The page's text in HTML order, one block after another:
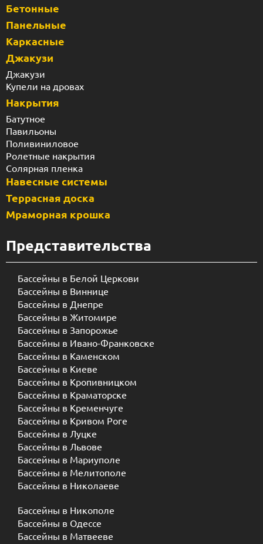
Бетонные
Панельные
Каркасные
Джакузи
Джакузи
Купели на дровах
Накрытия
Батутное
Павильоны
Поливиниловое
Ролетные накрытия
Солярная пленка
Навесные системы
Террасная доска
Мраморная крошка
Представительства
Бассейны в Белой Церкови
Бассейны в Виннице
Бассейны в Днепре
Бассейны в Житомире
Бассейны в Запорожье
Бассейны в Ивано-Франковске
Бассейны в Каменском
Бассейны в Киеве
Бассейны в Кропивницком
Бассейны в Краматорске
Бассейны в Кременчуге
Бассейны в Кривом Роге
Бассейны в Луцке
Бассейны в Львове
Бассейны в Мариуполе
Бассейны в Мелитополе
Бассейны в Николаеве
Бассейны в Никополе
Бассейны в Одессе
Бассейны в Матвееве